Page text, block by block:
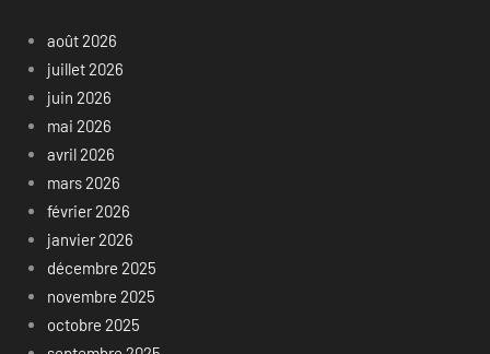
août 2026
juillet 2026
juin 2026
mai 2026
avril 2026
mars 2026
février 2026
janvier 2026
décembre 2025
novembre 2025
octobre 2025